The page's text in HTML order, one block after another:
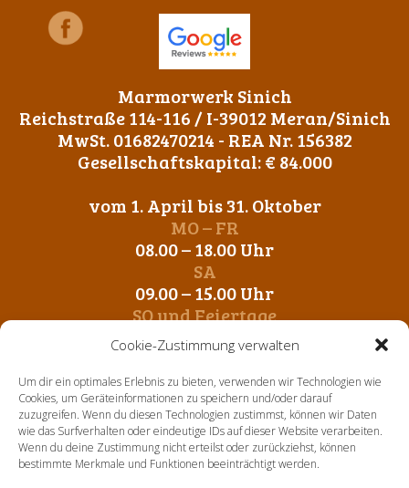
Cookie-Zustimmung verwalten
Um dir ein optimales Erlebnis zu bieten, verwenden wir Technologien wie
Cookies, um Geräteinformationen zu speichern und/oder darauf
zuzugreifen. Wenn du diesen Technologien zustimmst, können wir Daten
wie das Surfverhalten oder eindeutige IDs auf dieser Website verarbeiten.
Wenn du deine Zustimmung nicht erteilst oder zurückziehst, können
bestimmte Merkmale und Funktionen beeinträchtigt werden.
Marmorwerk Sinich
Reichstraße 114-116 / I-39012 Meran/Sinich
MwSt. 01682470214 - REA Nr. 156382
Gesellschaftskapital: € 84.000
vom 1. April bis 31. Oktober
MO – FR
08.00 – 18.00 Uhr
SA
09.00 – 15.00 Uhr
SO und Feiertage
Geschlossen
vom 1. November bis 31. März
MO – FR
09.00 – 12.00 Uhr
14. 00 – 17.00 Uhr
SA-SO und Feiertage